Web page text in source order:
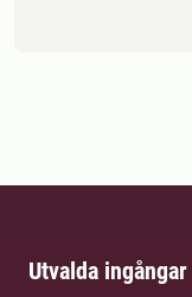
Utvalda ingångar